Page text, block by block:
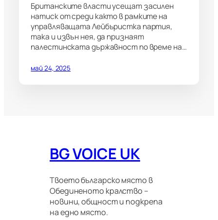
Британските власти усещат засилен
натиск от среди както в рамките на
управляващата Лейбъристка партия,
така и извън нея, да признаят
палестинската държавност по време на…
май 24, 2025
BG VOICE UK
Твоето българско място в
Обединеното кралство –
новини, общност и подкрепа
на едно място.